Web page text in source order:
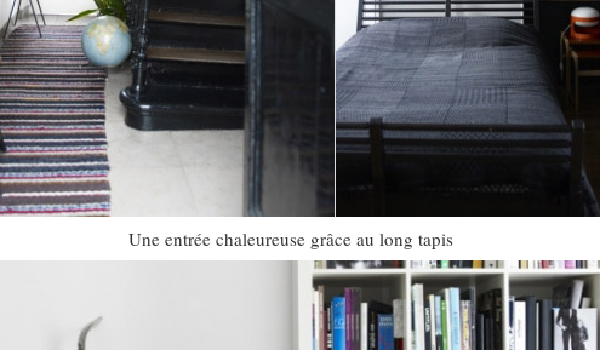
Une entrée chaleureuse grâce au long tapis